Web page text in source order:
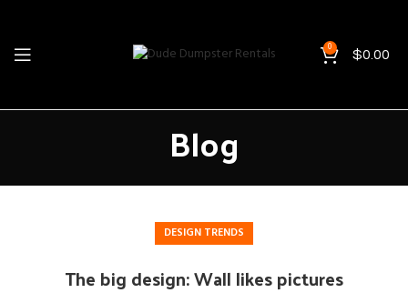
0 $0.00
Blog
DESIGN TRENDS
The big design: Wall likes pictures